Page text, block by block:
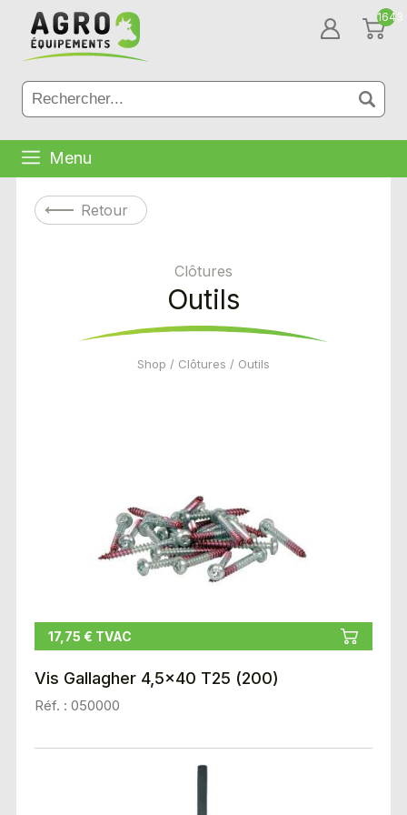
1643
Menu
Retour
Clôtures
Outils
Shop / Clôtures / Outils
17,75 € TVAC
Vis Gallagher 4,5x40 T25 (200)
Réf. : 050000